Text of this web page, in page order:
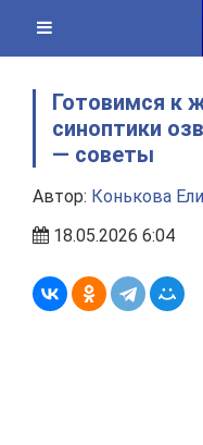
content
Готовимся к
синоптики
— советы
Автор: Конькова
18.05.2026 6:04